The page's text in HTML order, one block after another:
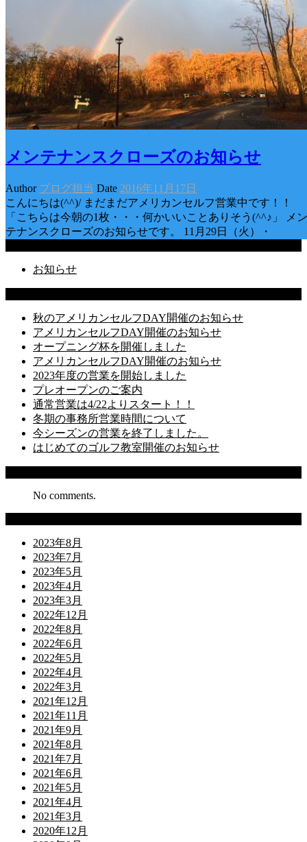
メンテナンスクローズのお知らせ
Author ブログ担当 Date 2016年11月17日
こんにちは(^^)/ まだまだアメリカンセルフ営業中です！
「こちらは今朝の1枚・・・何かいいことありそう(^^♪」 メン
テナンスクローズのお知らせです。 11月29日（火）・
お知らせ
秋のアメリカンセルフDAY開催のお知らせ
アメリカンセルフDAY開催のお知らせ
オープニング杯を開催しました
アメリカンセルフDAY開催のお知らせ
2023年度の営業を開始しました
プレオープンのご案内
通常営業は4/22よりスタート！！
冬期の事務所営業時間について
今シーズンの営業を終了しました。
はじめてのゴルフ教室開催のお知らせ
No comments.
2023年8月
2023年7月
2023年5月
2023年4月
2023年3月
2022年12月
2022年8月
2022年6月
2022年5月
2022年4月
2022年3月
2021年12月
2021年11月
2021年9月
2021年8月
2021年7月
2021年6月
2021年5月
2021年4月
2021年3月
2020年12月